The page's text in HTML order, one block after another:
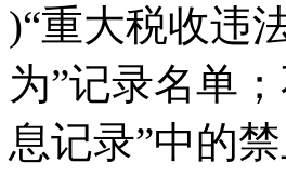
)“重大税收违
为”记录名单
息记录”中的